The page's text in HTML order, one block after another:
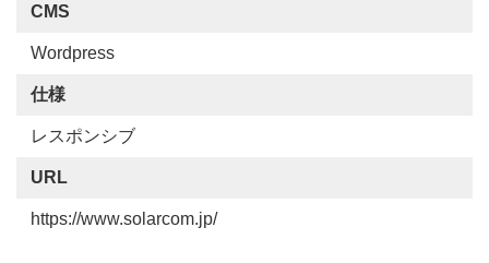
CMS
Wordpress
仕様
レスポンシブ
URL
https://www.solarcom.jp/